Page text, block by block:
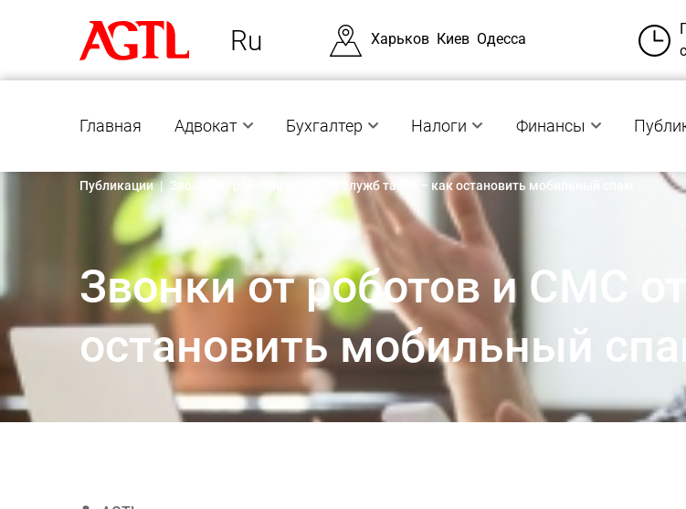
Ru Харьков Киев Одесса
Главная Адвокат Бухгалтер Налоги Финансы
Публикации | Звонки от роботов и СМС от служб такси – как остановить мобильный спам
Звонки от роботов и СМС
остановить мобильный